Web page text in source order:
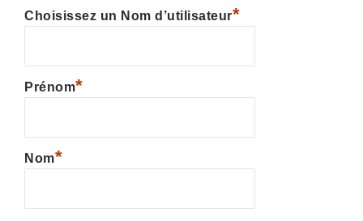
Choisissez un Nom d’utilisateur*
Prénom*
Nom*